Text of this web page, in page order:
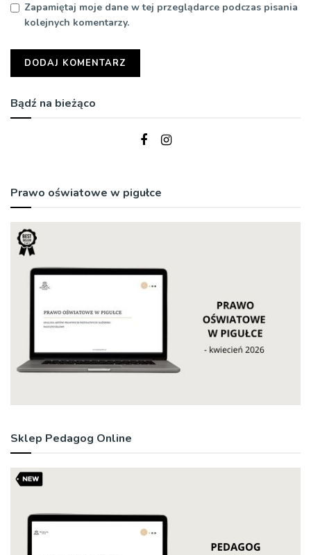
Zapamiętaj moje dane w tej przeglądarce podczas pisania
kolejnych komentarzy.
Bądź na bieżąco
Prawo oświatowe w pigułce
Sklep Pedagog Online